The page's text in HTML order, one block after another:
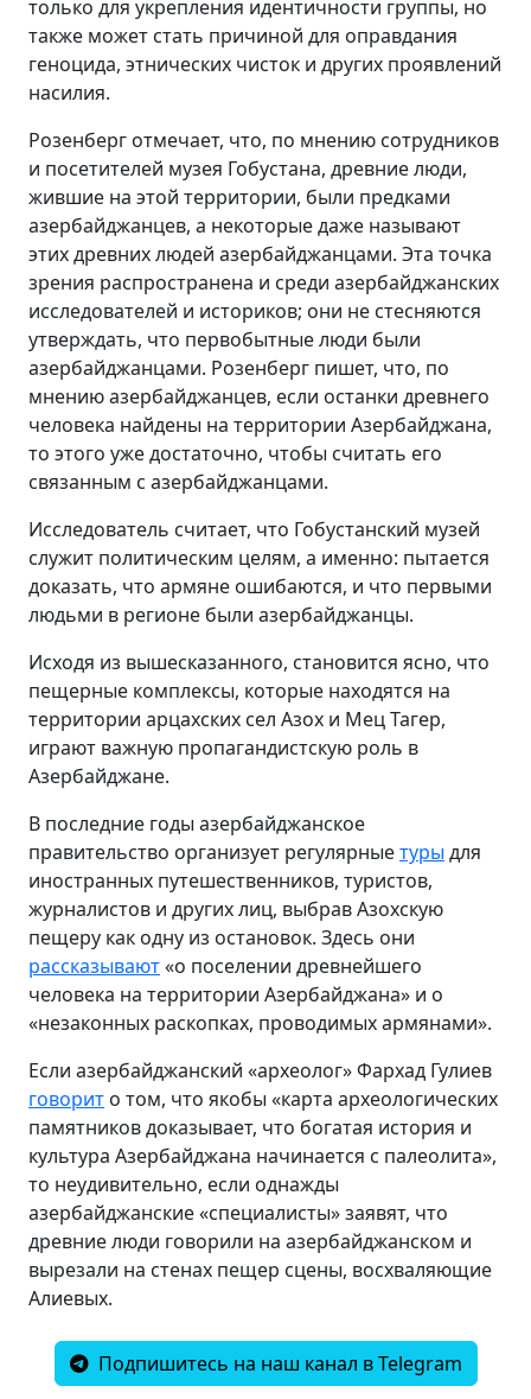
только для укрепления идентичности группы, но
также может стать причиной для оправдания
геноцида, этнических чисток и других проявлений
насилия.
Розенберг отмечает, что, по мнению сотрудников
и посетителей музея Гобустана, древние люди,
жившие на этой территории, были предками
азербайджанцев, а некоторые даже называют
этих древних людей азербайджанцами. Эта точка
зрения распространена и среди азербайджанских
исследователей и историков; они не стесняются
утверждать, что первобытные люди были
азербайджанцами. Розенберг пишет, что, по
мнению азербайджанцев, если останки древнего
человека найдены на территории Азербайджана,
то этого уже достаточно, чтобы считать его
связанным с азербайджанцами.
Исследователь считает, что Гобустанский музей
служит политическим целям, а именно: пытается
доказать, что армяне ошибаются, и что первыми
людьми в регионе были азербайджанцы.
Исходя из вышесказанного, становится ясно, что
пещерные комплексы, которые находятся на
территории арцахских сел Азох и Мец Тагер,
играют важную пропагандистскую роль в
Азербайджане.
В последние годы азербайджанское
правительство организует регулярныетуры для
иностранных путешественников, туристов,
журналистов и других лиц, выбрав Азохскую
пещеру как одну из остановок. Здесь они
рассказывают«о поселении древнейшего
человека на территории Азербайджана» и о
«незаконных раскопках, проводимых армянами».
Если азербайджанский «археолог» Фархад Гулиев
говорит о том, что якобы «карта археологических
памятников доказывает, что богатая история и
культура Азербайджана начинается с палеолита»,
то неудивительно, если однажды
азербайджанские «специалисты» заявят, что
древние люди говорили на азербайджанском и
вырезали на стенах пещер сцены, восхваляющие
Алиевых.
Подпишитесь на наш канал в Telegram